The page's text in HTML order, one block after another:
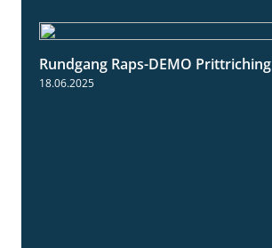
Rundgang Raps-DEMO Prittriching
18.06.2025